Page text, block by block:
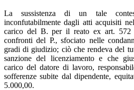
La sussistenza di un tale
inconfutabilmente dagli atti acquisiti
carico del B. per il reato ex art. 572
confronti del P., sfociato nelle
gradi di giudizio; ciò che rendeva del
sanzione del licenziamento e che
carico del datore di lavoro,
sofferenze subite dal dipendente,
5.000,00.